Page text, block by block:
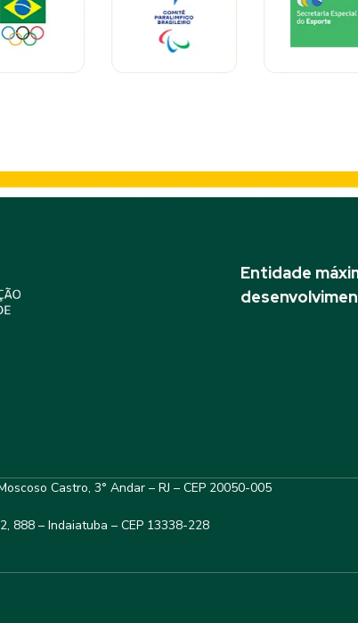
Entidade
Castro, 3° Andar – RJ – CEP 20050-005
888 – Indaiatuba – CEP 13338-228